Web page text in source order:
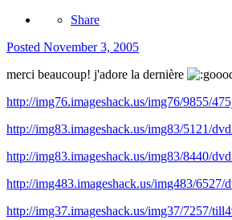
Share
Posted November 3, 2005
merci beaucoup! j'adore la dernière
http://img76.imageshack.us/img76/9855/
http://img83.imageshack.us/img83/5121/
http://img83.imageshack.us/img83/8440/
http://img483.imageshack.us/img483/6527/
http://img37.imageshack.us/img37/7257/